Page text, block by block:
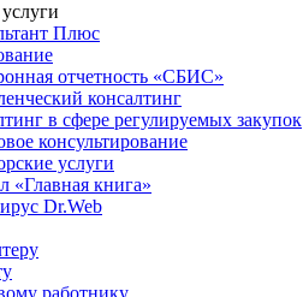
Плюс
отчетность «СБИС»
консалтинг
в сфере регулируемых закупок
консультирование
услуги
«Главная книга»
Dr.Web
работнику